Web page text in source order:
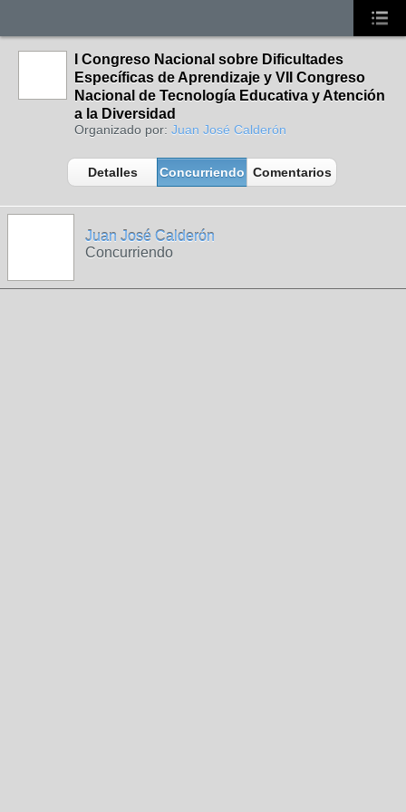
I Congreso Nacional sobre Dificultades
Específicas de Aprendizaje y VII Congreso
Nacional de Tecnología Educativa y Atención
a la Diversidad
Organizado por: Juan José Calderón
Detalles Concurriendo Comentarios
Juan José Calderón
Concurriendo